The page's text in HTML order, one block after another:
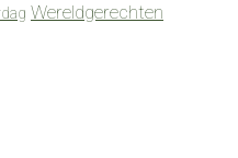
Wereldgerechten